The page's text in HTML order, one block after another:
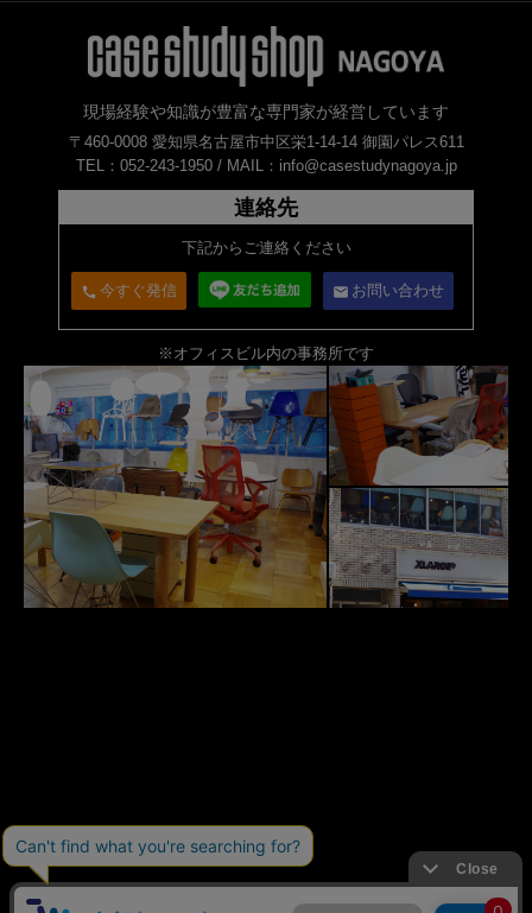
現場経験や知識が豊富な専門家が経営しています
〒460-0008 愛知県名古屋市中区栄1-14-14 御園パレス611
TEL：052-243-1950 / MAIL：info@casestudynagoya.jp
連絡先
下記からご連絡ください
call 今すぐ発信 email お問い合わせ
※オフィスビル内の事務所です